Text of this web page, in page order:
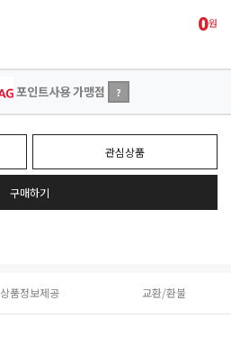
0원
포인트사용 가맹점 ?
관심상품
구매하기
상품정보제공 교환/환불